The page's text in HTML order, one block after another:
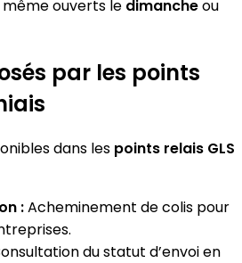
ouverts le dimancheou
par les points
dans les points relais GLS
:Acheminement de colis pour
du statut d’envoi en